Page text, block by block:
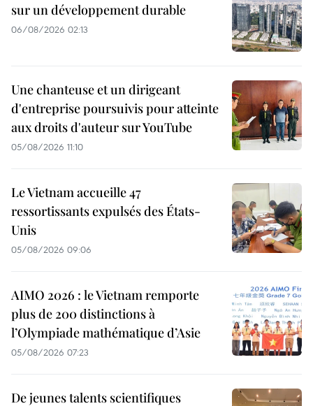
sur un développement durable
06/08/2026 02:13
Une chanteuse et un dirigeant
d'entreprise poursuivis pour atteinte
aux droits d'auteur sur YouTube
05/08/2026 11:10
Le Vietnam accueille 47
ressortissants expulsés des États-
Unis
05/08/2026 09:06
AIMO 2026 : le Vietnam remporte
plus de 200 distinctions à
l’Olympiade mathématique d’Asie
05/08/2026 07:23
De jeunes talents scientifiques